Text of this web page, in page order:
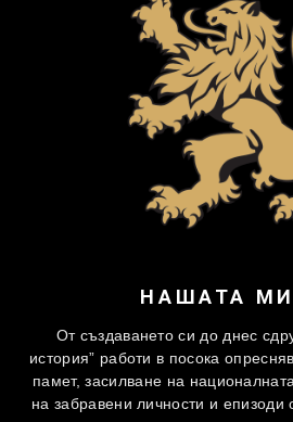
НАШАТА
От създаването си до днес
история” работи в посока
памет, засилване на
на забравени личности и епизоди